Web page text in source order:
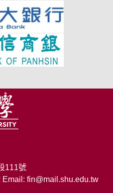
111號
Email: fin@mail.shu.edu.tw